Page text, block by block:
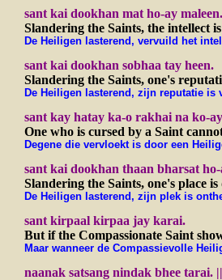
sant kai dookhan mat ho-ay maleen.
Slandering the Saints, the intellect
De Heiligen lasterend, vervuild het
sant kai dookhan sobhaa tay heen.
Slandering the Saints, one's
De Heiligen lasterend, zijn reputatie is
sant kay hatay ka-o rakhai na ko-
One who is cursed by a Saint
Degene die vervloekt is door een
sant kai dookhan thaan bharsat ho-
Slandering the Saints, one's place is
De Heiligen lasterend, zijn plek is
sant kirpaal kirpaa jay karai.
But if the Compassionate Saint
Maar wanneer de Compassievolle
naanak satsang nindak bhee tarai.